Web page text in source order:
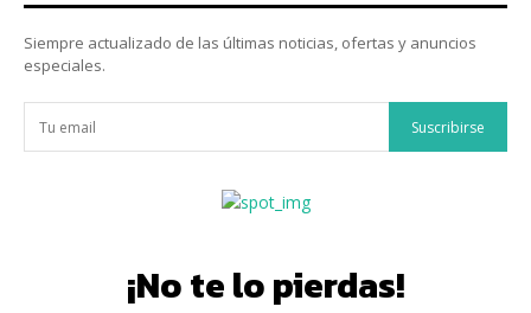
Siempre actualizado de las últimas noticias, ofertas y anuncios
especiales.
Suscribirse
¡No te lo pierdas!